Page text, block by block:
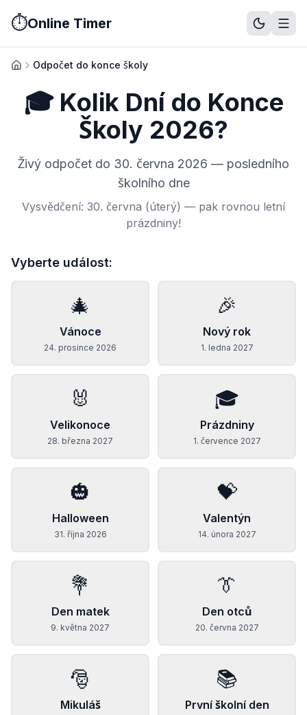
⏱️Online Timer
DomůOdpočet do konce školy
🎓 Kolik Dní do Konce
Školy 2026?
Živý odpočet do 30. června 2026 — posledního
školního dne
Vysvědčení: 30. června (úterý) — pak rovnou letní
prázdniny!
Vyberte událost:
🎄
Vánoce
24. prosince 2026
🎉
Nový rok
1. ledna 2027
🐰
Velikonoce
28. března 2027
🎓
Prázdniny
1. července 2027
🎃
Halloween
31. října 2026
💝
Valentýn
14. února 2027
💐
Den matek
9. května 2027
👔
Den otců
20. června 2027
🎅
Mikuláš
📚
První školní den